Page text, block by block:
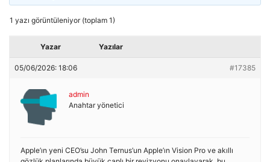
1 yazı görüntüleniyor (toplam 1)
Yazar Yazılar
05/06/2026: 18:06 #17385
admin
Anahtar yönetici
Apple’ın yeni CEO’su John Ternus’un Apple’ın Vision Pro ve akıllı